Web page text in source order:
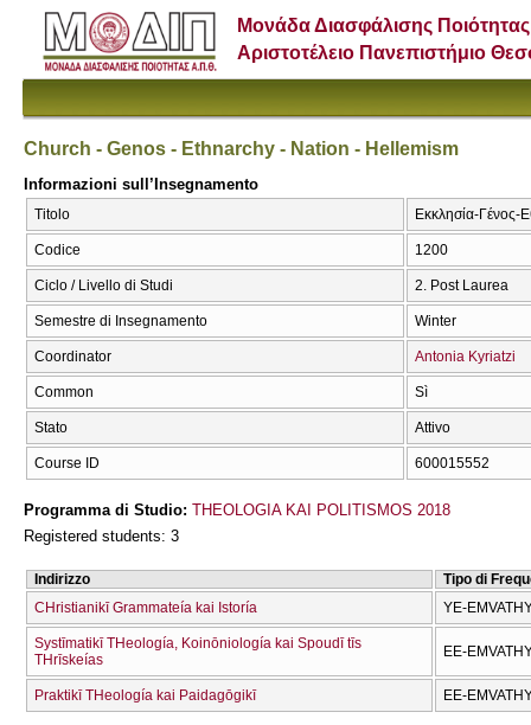
Μονάδα Διασφάλισης Ποιότητας
Αριστοτέλειο Πανεπιστήμιο
Church - Genos - Ethnarchy - Nation - Hellemism
Informazioni sull’Insegnamento
Titolo Εκκλησία-
Codice 1200
Ciclo / Livello di Studi 2. Post Laurea
Semestre di Insegnamento Winter
Coordinator Antonia Kyriatzi
Common Sì
Stato Attivo
Course ID 600015552
Programma di Studio: THEOLOGIA KAI POLITISMOS 2018
Registered students: 3
Indirizzo
Tipo di
CΗristianikī Grammateía kai Istoría
YE-
Systīmatikī THeología, Koinōniología kai Spoudī tīs
THrīskeías
EE-
Praktikī THeología kai Paidagōgikī EE-